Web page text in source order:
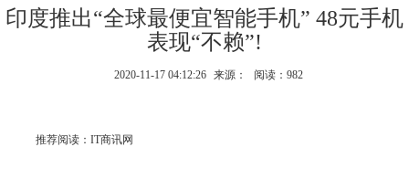
印度推出“全球最便宜智能手机” 48元手机
表现“不赖”!
2020-11-17 04:12:26 来源： 阅读：982
推荐阅读： IT商讯网